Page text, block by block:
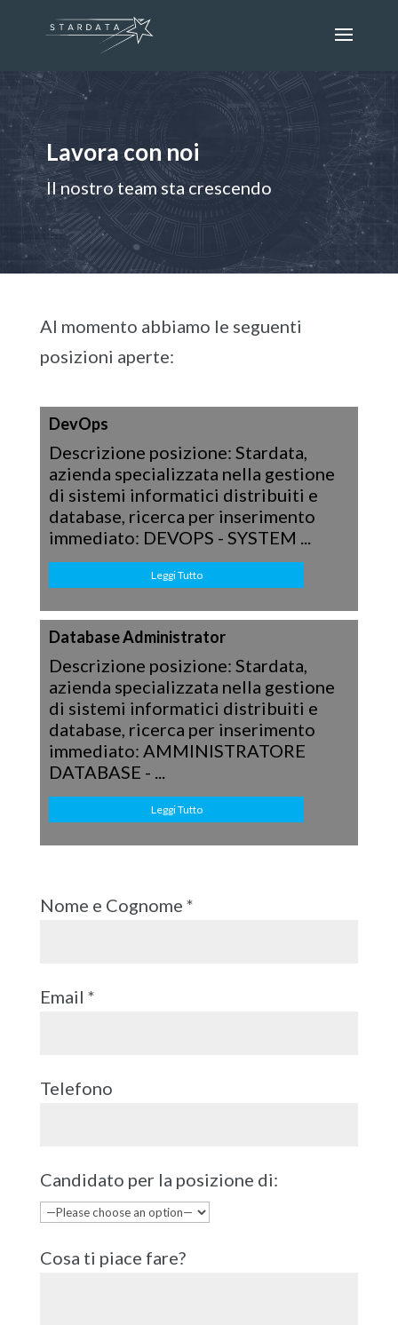
Lavora con noi
Il nostro team sta crescendo
Al momento abbiamo le seguenti
posizioni aperte:
DevOps
Descrizione posizione: Stardata,
azienda specializzata nella gestione
di sistemi informatici distribuiti e
database, ricerca per inserimento
immediato: DEVOPS - SYSTEM ...
Leggi Tutto
Database Administrator
Descrizione posizione: Stardata,
azienda specializzata nella gestione
di sistemi informatici distribuiti e
database, ricerca per inserimento
immediato: AMMINISTRATORE
DATABASE - ...
Leggi Tutto
Nome e Cognome *
Email *
Telefono
Candidato per la posizione di:
Cosa ti piace fare?